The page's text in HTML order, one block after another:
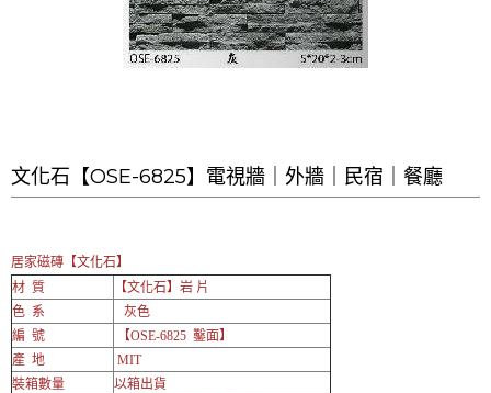
文化石【OSE-6825】電視牆｜外牆｜民宿｜餐廳
居家磁磚【文化石】
材 質
【文化石】岩 片
色 系
灰色
編 號
【OSE-6825 鑿面】
產 地
MIT
裝箱數量
以箱出貨